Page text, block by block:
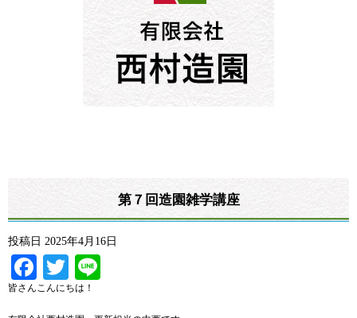
第７回造園雑学講座
投稿日 2025年4月16日
Facebook
Twitter
皆さんこんにちは！